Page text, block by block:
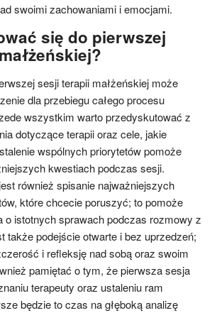
swoimi zachowaniami i emocjami.
się do pierwszej
sesji terapii małżeńskiej może
dla przebiegu całego procesu
wszystkim warto przedyskutować z
dotyczące terapii oraz cele, jakie
wspólnych priorytetów pomoże
kwestiach podczas sesji.
również spisanie najważniejszych
które chcecie poruszyć; to pomoże
o istotnych sprawach podczas rozmowy z
także podejście otwarte i bez uprzedzeń;
i refleksję nad sobą oraz swoim
pamiętać o tym, że pierwsza sesja
terapeuty oraz ustaleniu ram
będzie to czas na głęboką analizę